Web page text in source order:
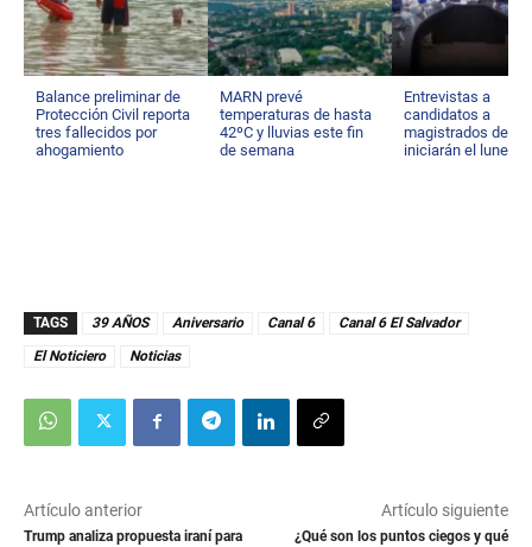
Balance preliminar de
Protección Civil reporta
tres fallecidos por
ahogamiento
MARN prevé
temperaturas de hasta
42ºC y lluvias este fin
de semana
Entrevistas a
candidatos a
magistrados de
iniciarán el lunes
TAGS 39 AÑOS Aniversario Canal 6
Canal 6 El Salvador
El Noticiero
Noticias
Artículo anterior
Trump analiza propuesta iraní para
Artículo siguiente
¿Qué son los puntos ciegos y qué